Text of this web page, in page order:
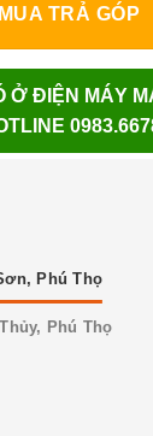
MUA TRẢ GÓP
Ở ĐIỆN MÁY
Phú Thọ
Phú Thọ